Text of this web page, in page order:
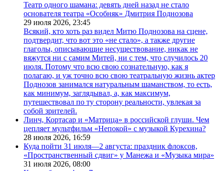
Театр одного шамана: девять дней назад не стало
основателя театра «Особняк» Дмитрия Поднозова
29 июля 2026, 23:45
Всякий, кто хоть раз видел Митю Поднозова на сцене,
подтвердит, что вот это «не стало», а также другие
глаголы, описывающие несуществование, никак не
вяжутся ни с самим Митей, ни с тем, что случилось 20
июля. Потому что всю свою сознательную, как я
полагаю, и уж точно всю свою театральную жизнь актер
Поднозов занимался натуральным шаманством, то есть,
как минимум, заглядывал, а, как максимум,
путешествовал по ту сторону реальности, увлекая за
собой зрителей.
Линч, Кортасар и «Матрица» в российской глуши. Чем
цепляет мультфильм «Непокой» с музыкой Курехина?
28 июля 2026, 16:59
Куда пойти 31 июля—2 августа: праздник флоксов,
«Пространственный сдвиг» у Манежа и «Музыка мира»
31 июля 2026, 08:00